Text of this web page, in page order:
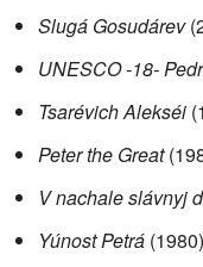
Slugá Gosudárev
UNESCO -18-
Tsarévich Alekséi
Peter the Great
V nachale slávnyj
Yúnost Petrá (1980)